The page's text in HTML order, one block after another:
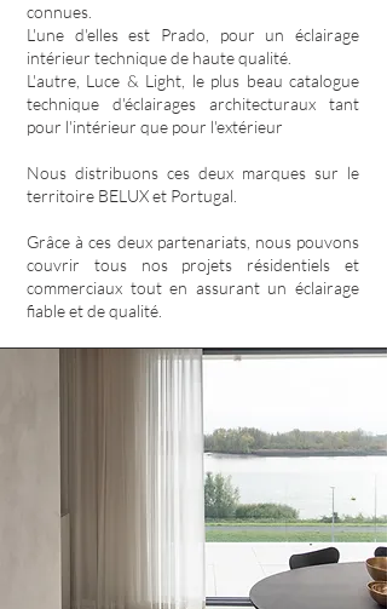
connues.
L'une d'elles est Prado, pour un éclairage
intérieur technique de haute qualité.
L'autre, Luce & Light, le plus beau catalogue
technique d'éclairages architecturaux tant
pour l'intérieur que pour l'extérieur
Nous distribuons ces deux marques sur le
territoire BELUX et Portugal.
Grâce à ces deux partenariats, nous pouvons
couvrir tous nos projets résidentiels et
commerciaux tout en assurant un éclairage
fiable et de qualité.